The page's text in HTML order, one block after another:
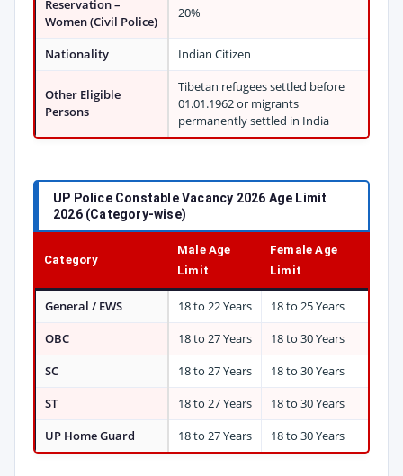
Reservation –
Women (Civil Police)
20%
Nationality Indian Citizen
Other Eligible
Persons
Tibetan refugees settled before
01.01.1962 or migrants
permanently settled in India
UP Police Constable Vacancy 2026 Age Limit
2026 (Category-wise)
Category
Male Age
Limit
Female Age
Limit
General / EWS 18 to 22 Years
18 to 25 Years
OBC
18 to 27 Years
18 to 30 Years
SC
18 to 27 Years
18 to 30 Years
ST
18 to 27 Years
18 to 30 Years
UP Home Guard
18 to 27 Years 18 to 30 Years